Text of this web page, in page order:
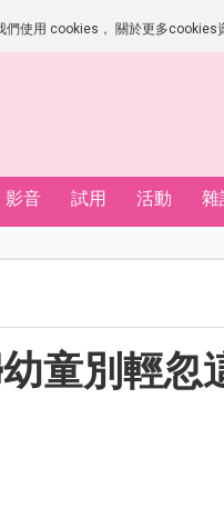
使用 cookies， 關於更多cookies
影音 試用 活動 雜
童別輕忽